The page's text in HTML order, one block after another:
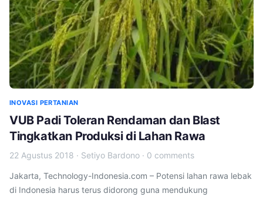
INOVASI PERTANIAN
VUB Padi Toleran Rendaman dan Blast
Tingkatkan Produksi di Lahan Rawa
22 Agustus 2018 · Setiyo Bardono · 0 comments
Jakarta, Technology-Indonesia.com – Potensi lahan rawa lebak
di Indonesia harus terus didorong guna mendukung